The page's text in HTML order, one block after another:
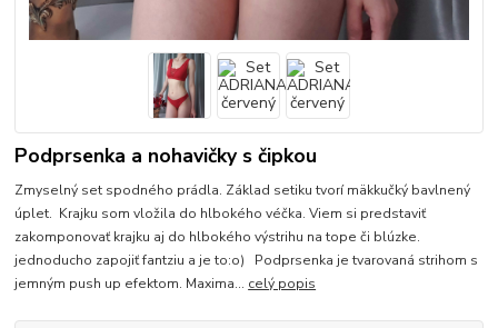
Podprsenka a nohavičky s čipkou
Zmyselný set spodného prádla. Základ setiku tvorí mäkkučký bavlnený
úplet. Krajku som vložila do hlbokého véčka. Viem si predstaviť
zakomponovať krajku aj do hlbokého výstrihu na tope či blúzke.
jednoducho zapojiť fantziu a je to:o) Podprsenka je tvarovaná strihom s
jemným push up efektom. Maxima... celý popis